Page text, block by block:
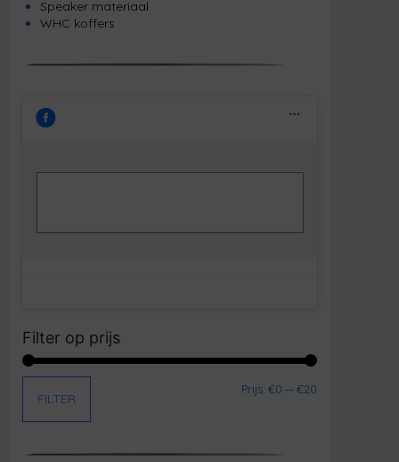
Speaker materiaal
WHC koffers
Filter op prijs
FILTER
Prijs: €0 — €20